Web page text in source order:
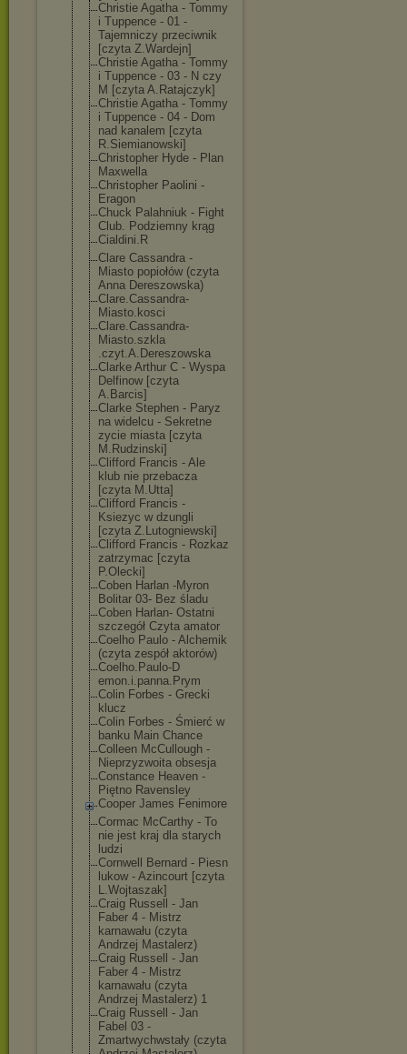
Christie Agatha - Tommy
i Tuppence - 01 -
Tajemniczy przeciwnik
[czyta Z.Wardejn]
Christie Agatha - Tommy
i Tuppence - 03 - N czy
M [czyta A.Ratajczyk]
Christie Agatha - Tommy
i Tuppence - 04 - Dom
nad kanalem [czyta
R.Siemianowski]
Christopher Hyde - Plan
Maxwella
Christopher Paolini -
Eragon
Chuck Palahniuk - Fight
Club. Podziemny krąg
Cialdini.R
Clare Cassandra -
Miasto popiołów (czyta
Anna Dereszowska)
Clare.Cassandra-
Miasto.kosci
Clare.Cassandra-
Miasto.szkla
.czyt.A.Dereszowska
Clarke Arthur C - Wyspa
Delfinow [czyta
A.Barcis]
Clarke Stephen - Paryz
na widelcu - Sekretne
zycie miasta [czyta
M.Rudzinski]
Clifford Francis - Ale
klub nie przebacza
[czyta M.Utta]
Clifford Francis -
Ksiezyc w dzungli
[czyta Z.Lutogniewski]
Clifford Francis - Rozkaz
zatrzymac [czyta
P.Olecki]
Coben Harlan -Myron
Bolitar 03- Bez śladu
Coben Harlan- Ostatni
szczegół Czyta amator
Coelho Paulo - Alchemik
(czyta zespół aktorów)
Coelho.Paulo-D
emon.i.panna.Prym
Colin Forbes - Grecki
klucz
Colin Forbes - Śmierć w
banku Main Chance
Colleen McCullough -
Nieprzyzwoita obsesja
Constance Heaven -
Piętno Ravensley
Cooper James Fenimore
Cormac McCarthy - To
nie jest kraj dla starych
ludzi
Cornwell Bernard - Piesn
lukow - Azincourt [czyta
L.Wojtaszak]
Craig Russell - Jan
Faber 4 - Mistrz
karnawału (czyta
Andrzej Mastalerz)
Craig Russell - Jan
Faber 4 - Mistrz
karnawału (czyta
Andrzej Mastalerz) 1
Craig Russell - Jan
Fabel 03 -
Zmartwychwstały (czyta